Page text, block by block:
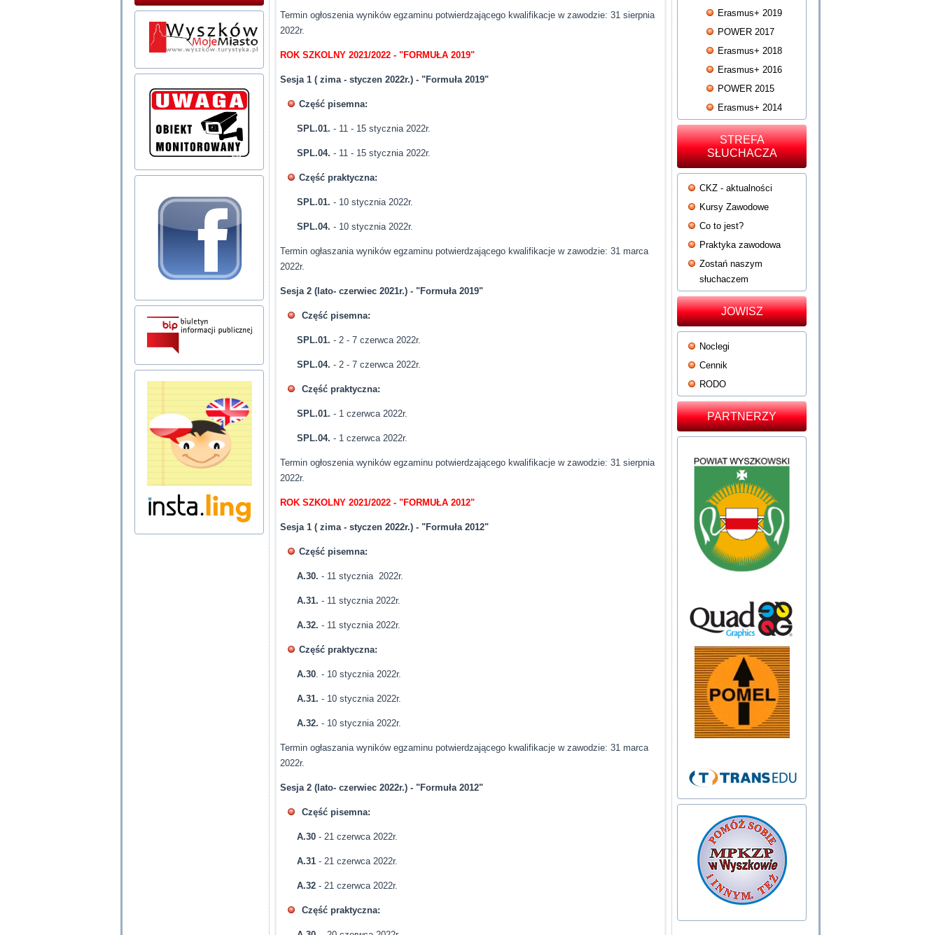
Termin ogłoszenia wyników egzaminu potwierdzającego kwalifikacje w zawodzie: 31 sierpnia
2022r.
ROK SZKOLNY 2021/2022 - "FORMUŁA 2019"
Sesja 1 ( zima - styczen 2022r.) - "Formuła 2019"
Część pisemna:
SPL.01. - 11 - 15 stycznia 2022r.
SPL.04. - 11 - 15 stycznia 2022r.
Część praktyczna:
SPL.01. - 10 stycznia 2022r.
SPL.04. - 10 stycznia 2022r.
Termin ogłaszania wyników egzaminu potwierdzającego kwalifikacje w zawodzie: 31 marca
2022r.
Sesja 2 (lato- czerwiec 2021r.) - "Formuła 2019"
Część pisemna:
SPL.01. - 2 - 7 czerwca 2022r.
SPL.04. - 2 - 7 czerwca 2022r.
Część praktyczna:
SPL.01. - 1 czerwca 2022r.
SPL.04. - 1 czerwca 2022r.
Termin ogłoszenia wyników egzaminu potwierdzającego kwalifikacje w zawodzie: 31 sierpnia
2022r.
ROK SZKOLNY 2021/2022 - "FORMUŁA 2012"
Sesja 1 ( zima - styczen 2022r.) - "Formuła 2012"
Część pisemna:
A.30. - 11 stycznia 2022r.
A.31. - 11 stycznia 2022r.
A.32. - 11 stycznia 2022r.
Część praktyczna:
A.30. - 10 stycznia 2022r.
A.31. - 10 stycznia 2022r.
A.32. - 10 stycznia 2022r.
Termin ogłaszania wyników egzaminu potwierdzającego kwalifikacje w zawodzie: 31 marca
2022r.
Sesja 2 (lato- czerwiec 2022r.) - "Formuła 2012"
Część pisemna:
A.30 - 21 czerwca 2022r.
A.31 - 21 czerwca 2022r.
A.32 - 21 czerwca 2022r.
Część praktyczna:
Erasmus+ 2019
POWER 2017
Erasmus+ 2018
Erasmus+ 2016
POWER 2015
Erasmus+ 2014
STREFA
SŁUCHACZA
CKZ - aktualności
Kursy Zawodowe
Co to jest?
Praktyka zawodowa
Zostań naszym
słuchaczem
JOWISZ
Noclegi
Cennik
RODO
PARTNERZY